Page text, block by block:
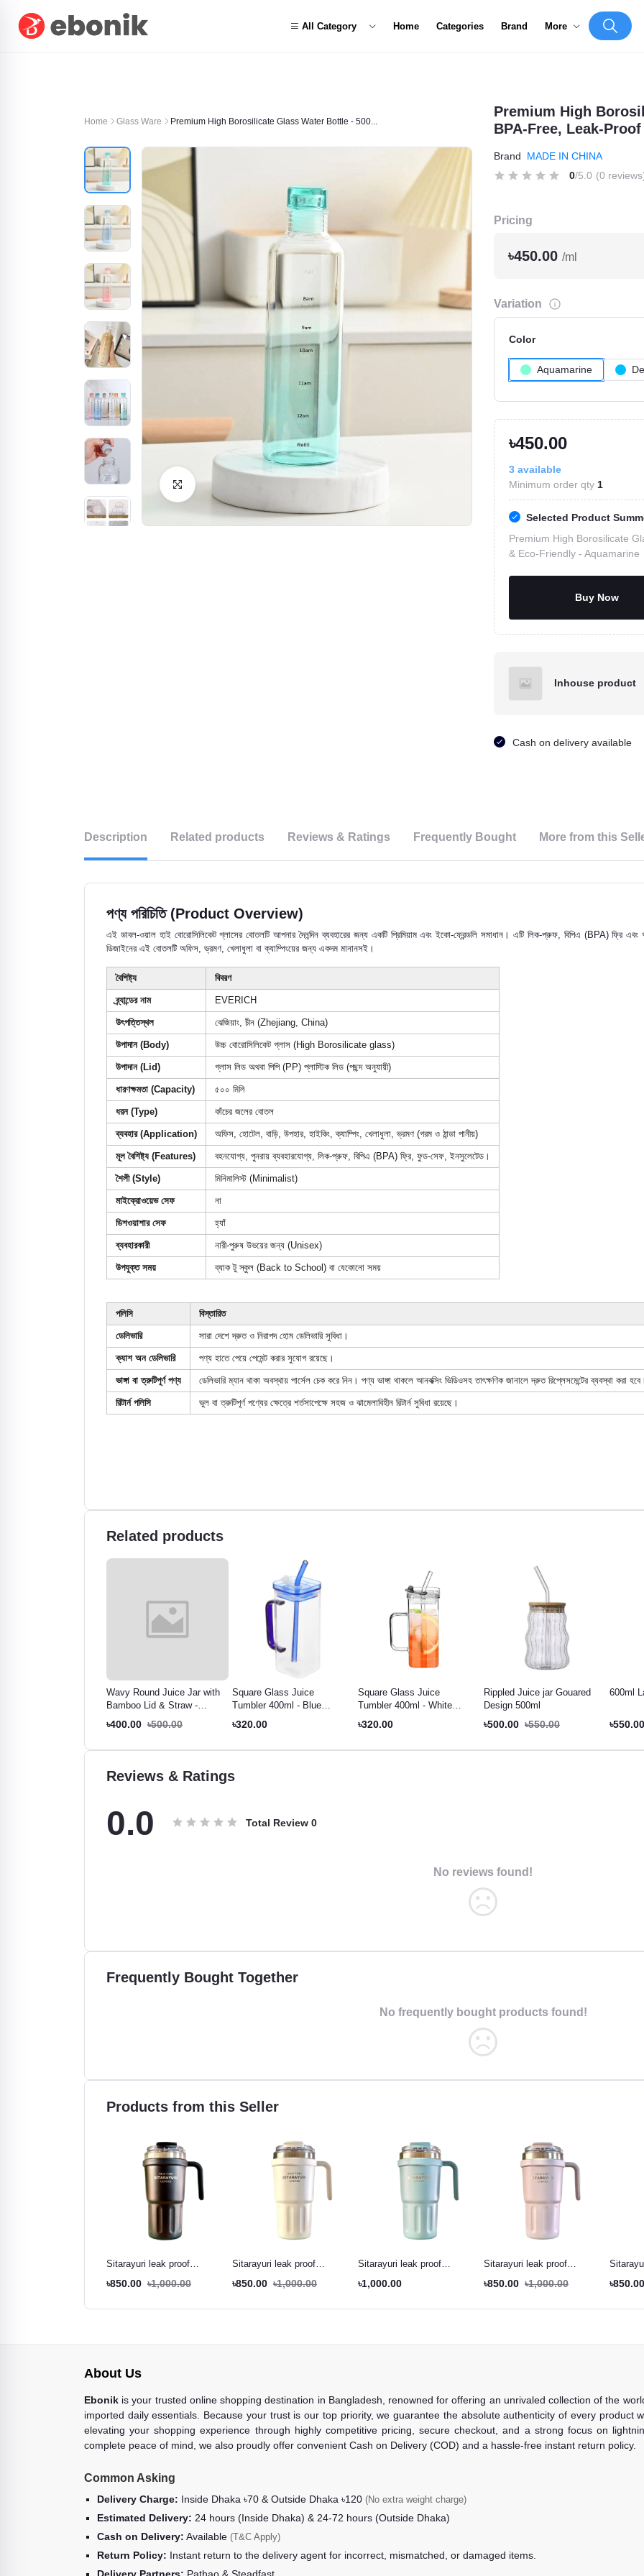
All Category Home Categories Brand More
Click to Enlarge Click to Enlarge
Premium High
BPA-Free, Leak-
Brand
MADE IN CHINA
0/5.0 (0
Pricing
৳450.00 /ml
Variation
Color
Aquamarine
৳450.00
3 available
Minimum order qty 1
Selected Product
Premium High Borosilicate
& Eco-Friendly - Aquamarine
Buy Now
Inhouse product
Cash on delivery available
Description Related products Reviews & Ratings Frequently Bought More from this
পণ্য পরিচিতি (Product Overview)
এই ডাবল-ওয়াল হাই বোরোসিলিকেট গ্লাসের বোতলটি আপনার দৈনন্দিন ব্যবহারের জন্য একটি প্রিমিয়াম এবং ইকো-ফ্রেন্ডলি সমাধান। এটি লিক-প্রুফ, বিপিএ (BPA) ফ্রি এবং
ডিজাইনের এই বোতলটি অফিস, ভ্রমণ, খেলাধুলা বা ক্যাম্পিংয়ের জন্য একদম মানানসই।
বৈশিষ্ট্য বিবরণ
ব্র্যান্ডের নাম EVERICH
উৎপত্তিস্থল ঝেজিয়াং, চীন (Zhejiang, China)
উপাদান (Body) উচ্চ বোরোসিলিকেট গ্লাস (High Borosilicate glass)
উপাদান (Lid) গ্লাস লিড অথবা পিপি (PP) প্লাস্টিক লিড (পছন্দ অনুযায়ী)
ধারণক্ষমতা (Capacity) ৫০০ মিলি
ধরন (Type) কাঁচের জলের বোতল
ব্যবহার (Application) অফিস, হোটেল, বাড়ি, উপহার, হাইকিং, ক্যাম্পিং, খেলাধুলা, ভ্রমণ (গরম ও ঠান্ডা পানীয়)
মূল বৈশিষ্ট্য (Features) বহনযোগ্য, পুনরায় ব্যবহারযোগ্য, লিক-প্রুফ, বিপিএ (BPA) ফ্রি, ফুড-সেফ, ইনসুলেটেড।
শৈলী (Style) মিনিমালিস্ট (Minimalist)
মাইক্রোওয়েভ সেফ না
ডিশওয়াশার সেফ হ্যাঁ
ব্যবহারকারী নারী-পুরুষ উভয়ের জন্য (Unisex)
উপযুক্ত সময় ব্যাক টু স্কুল (Back to School) বা যেকোনো সময়
পলিসি বিস্তারিত
ডেলিভারি সারা দেশে দ্রুত ও নিরাপদ হোম ডেলিভারি সুবিধা।
ক্যাশ অন ডেলিভারি পণ্য হাতে পেয়ে পেমেন্ট করার সুযোগ রয়েছে।
ভাঙ্গা বা ত্রুটিপূর্ণ পণ্য ডেলিভারি ম্যান থাকা অবস্থায় পার্সেল চেক করে নিন। পণ্য ভাঙ্গা থাকলে আনবক্সিং ভিডিওসহ তাৎক্ষণিক জানালে দ্রুত রিপ্লেসমেন্টের ব্যবস্থা করা
রিটার্ন পলিসি ভুল বা ত্রুটিপূর্ণ পণ্যের ক্ষেত্রে শর্তসাপেক্ষে সহজ ও ঝামেলাবিহীন রিটার্ন সুবিধা রয়েছে।
Related products
Wavy Round Juice Jar with
Bamboo Lid & Straw -
৳400.00 ৳500.00
Square Glass Juice
Tumbler 400ml - Blue
৳320.00
Square Glass Juice
Tumbler 400ml - White
৳320.00
Rippled Juice jar Gouared
Design 500ml
৳500.00 ৳550.00
600ml
৳550.00
Reviews & Ratings
0.0 Total Review 0
No reviews found!
Frequently Bought Together
No frequently bought products found!
Products from this Seller
Sitarayuri leak proof
৳850.00 ৳1,000.00
Sitarayuri leak proof
600ml
৳850.00 ৳1,000.00
Sitarayuri leak proof
600ml
৳1,000.00
Sitarayuri leak proof
600ml
৳850.00 ৳1,000.00 ৳850.00
About Us
Ebonik is your trusted online shopping destination in Bangladesh, renowned for offering an unrivaled collection of the
imported daily essentials. Because your trust is our top priority, we guarantee the absolute authenticity of every product
elevating your shopping experience through highly competitive pricing, secure checkout, and a strong focus on
complete peace of mind, we also proudly offer convenient Cash on Delivery (COD) and a hassle-free instant return policy.
Common Asking
Delivery Charge: Inside Dhaka ৳70 & Outside Dhaka ৳120 (No extra weight charge)
Estimated Delivery: 24 hours (Inside Dhaka) & 24-72 hours (Outside Dhaka)
Cash on Delivery: Available (T&C Apply)
Return Policy: Instant return to the delivery agent for incorrect, mismatched, or damaged items.
Delivery Partners: Pathao & Steadfast